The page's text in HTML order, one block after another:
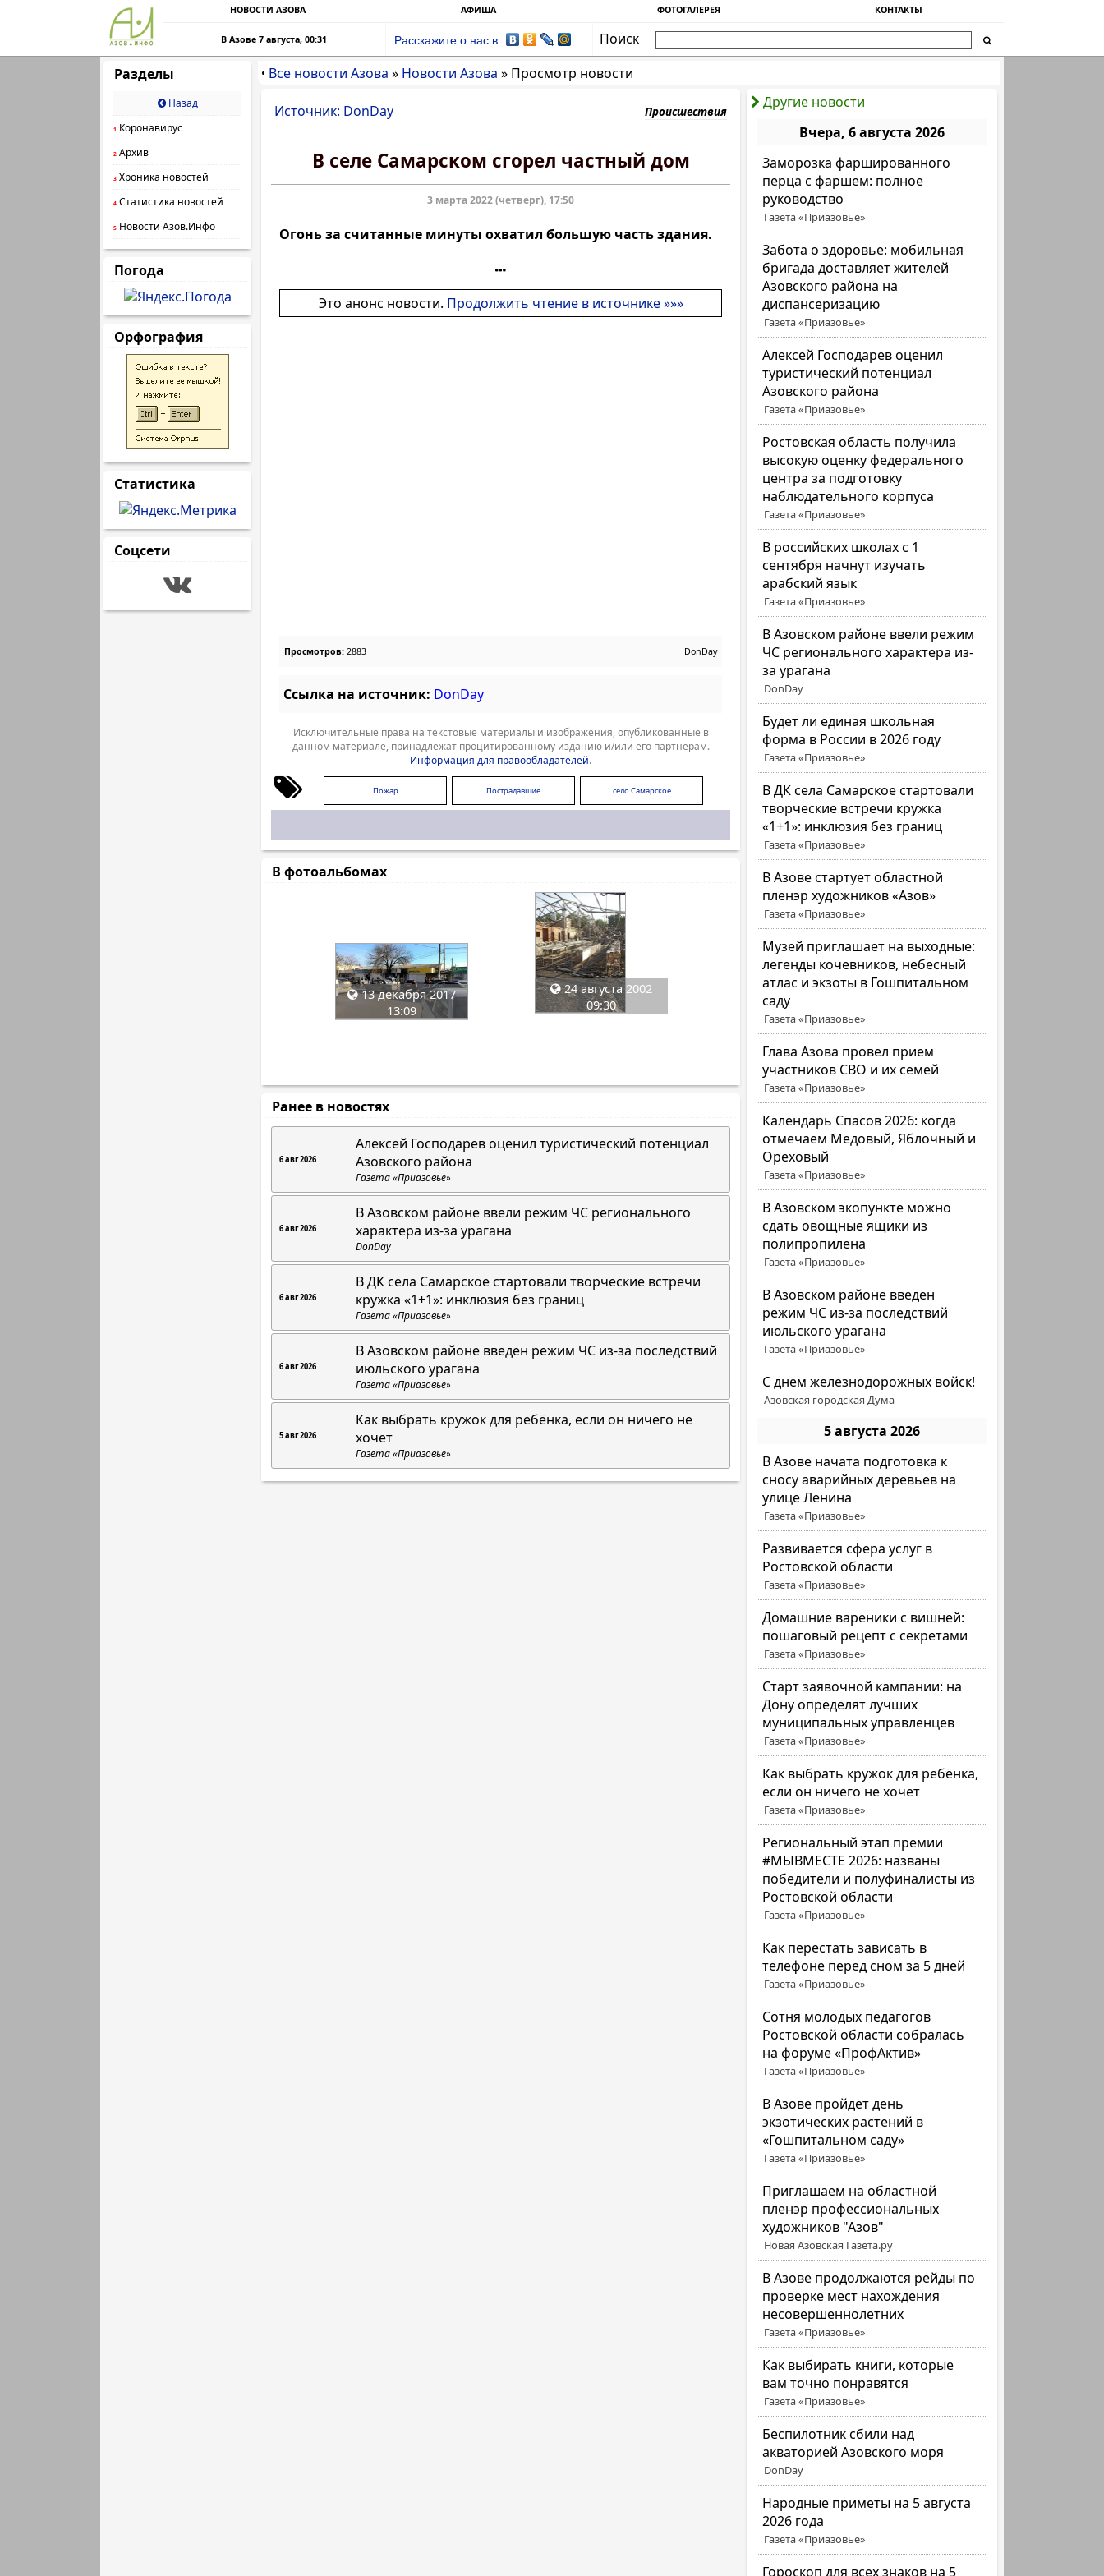
НОВОСТИ АЗОВА АФИША ФОТОГАЛЕРЕЯ КОНТАКТЫ
В Азове 7 августа, 00:31 Расскажите о нас в
Поиск
Разделы
Назад
1 Коронавирус
2 Архив
3 Хроника новостей
4 Статистика новостей
5 Новости Азов.Инфо
Погода
Орфография
Статистика
Соцсети
• Все новости Азова » Новости Азова » Просмотр новости
Другие новости
Вчера, 6 августа 2026
Заморозка фаршированного
перца с фаршем: полное
руководство
Газета «Приазовье»
Забота о здоровье: мобильная
бригада доставляет жителей
Азовского района на
диспансеризацию
Газета «Приазовье»
Алексей Господарев оценил
туристический потенциал
Азовского района
Газета «Приазовье»
Ростовская область получила
высокую оценку федерального
центра за подготовку
наблюдательного корпуса
Газета «Приазовье»
В российских школах с 1
сентября начнут изучать
арабский язык
Газета «Приазовье»
В Азовском районе ввели режим
ЧС регионального характера из-
за урагана
DonDay
Будет ли единая школьная
форма в России в 2026 году
Газета «Приазовье»
В ДК села Самарское стартовали
творческие встречи кружка
«1+1»: инклюзия без границ
Газета «Приазовье»
В Азове стартует областной
пленэр художников «Азов»
Газета «Приазовье»
Музей приглашает на выходные:
легенды кочевников, небесный
атлас и экзоты в Гошпитальном
саду
Газета «Приазовье»
Глава Азова провел прием
участников СВО и их семей
Газета «Приазовье»
Календарь Спасов 2026: когда
отмечаем Медовый, Яблочный и
Ореховый
Газета «Приазовье»
В Азовском экопункте можно
сдать овощные ящики из
полипропилена
Газета «Приазовье»
В Азовском районе введен
режим ЧС из-за последствий
июльского урагана
Газета «Приазовье»
С днем железнодорожных войск!
Азовская городская Дума
5 августа 2026
В Азове начата подготовка к
сносу аварийных деревьев на
улице Ленина
Газета «Приазовье»
Развивается сфера услуг в
Ростовской области
Газета «Приазовье»
Домашние вареники с вишней:
пошаговый рецепт с секретами
Газета «Приазовье»
Старт заявочной кампании: на
Дону определят лучших
муниципальных управленцев
Газета «Приазовье»
Как выбрать кружок для ребёнка,
если он ничего не хочет
Газета «Приазовье»
Региональный этап премии
#МЫВМЕСТЕ 2026: названы
победители и полуфиналисты из
Ростовской области
Газета «Приазовье»
Как перестать зависать в
телефоне перед сном за 5 дней
Газета «Приазовье»
Сотня молодых педагогов
Ростовской области собралась
на форуме «ПрофАктив»
Газета «Приазовье»
В Азове пройдет день
экзотических растений в
«Гошпитальном саду»
Газета «Приазовье»
Приглашаем на областной
пленэр профессиональных
художников "Азов"
Новая Азовская Газета.ру
В Азове продолжаются рейды по
проверке мест нахождения
несовершеннолетних
Газета «Приазовье»
Как выбирать книги, которые
вам точно понравятся
Газета «Приазовье»
Беспилотник сбили над
акваторией Азовского моря
DonDay
Народные приметы на 5 августа
2026 года
Газета «Приазовье»
Гороскоп для всех знаков на 5
Источник: DonDay Происшествия
В селе Самарском сгорел частный дом
3 марта 2022 (четверг), 17:50
Огонь за считанные минуты охватил большую часть здания.
Это анонс новости. Продолжить чтение в источнике »»»
Просмотров: 2883 DonDay
Ссылка на источник: DonDay
Исключительные права на текстовые материалы и изображения, опубликованные в
данном материале, принадлежат процитированному изданию и/или его партнерам.
Информация для правообладателей.
Пожар Пострадавшие село Самарское
В фотоальбомах
13 декабря 2017
13:09
24 августа 2002
09:30
Ранее в новостях
6 авг 2026
Алексей Господарев оценил туристический потенциал
Азовского района
Газета «Приазовье»
6 авг 2026
В Азовском районе ввели режим ЧС регионального
характера из-за урагана
DonDay
6 авг 2026
В ДК села Самарское стартовали творческие встречи
кружка «1+1»: инклюзия без границ
Газета «Приазовье»
6 авг 2026
В Азовском районе введен режим ЧС из-за последствий
июльского урагана
Газета «Приазовье»
5 авг 2026
Как выбрать кружок для ребёнка, если он ничего не
хочет
Газета «Приазовье»